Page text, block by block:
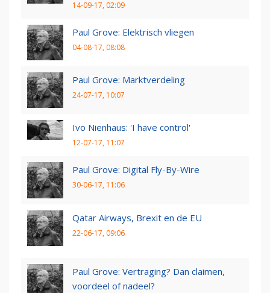
14-09-17, 02:09
Paul Grove: Elektrisch vliegen
04-08-17, 08:08
Paul Grove: Marktverdeling
24-07-17, 10:07
Ivo Nienhaus: 'I have control'
12-07-17, 11:07
Paul Grove: Digital Fly-By-Wire
30-06-17, 11:06
Qatar Airways, Brexit en de EU
22-06-17, 09:06
Paul Grove: Vertraging? Dan claimen,
voordeel of nadeel?